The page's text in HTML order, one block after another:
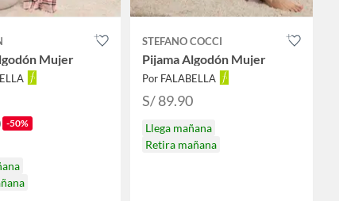
Mujer
-50%
STEFANO COCCI
Pijama Algodón Mujer
Por FALABELLA
S/ 89.90
Llega mañana
Retira mañana